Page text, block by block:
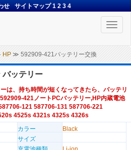
せ サイトマップ 1 2 3 4
Toggle
HP ≫ 592909-421バッテリー交換
バッテリー
は、持ち時間が短くなってきたら、バッテリ
421ノートPCバッテリー,HP内蔵電池
121 587706-131 587706-221
4525s 4321s 4325s 4326s
カラー
Black
サイズ